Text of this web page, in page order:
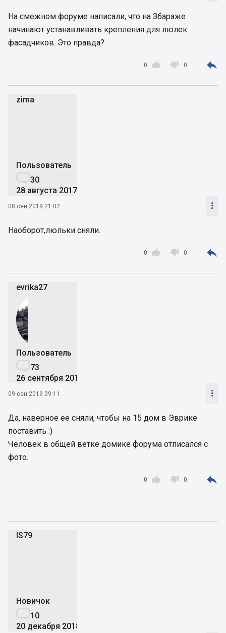
На смежном форуме написали, что на Збараже
начинают устанавливать крепления для люлек
фасадчиков. Это правда?

0  0 
zima
Пользователь
30
28 августа 2017
08 сен 2019 21:02 
Наоборот,люльки сняли.

0  0 
evrika27
Пользователь
73
26 сентября 2018
09 сен 2019 09:11 
Да, наверное ее сняли, чтобы на 15 дом в Эврике
поставить :)
Человек в общей ветке домике форума отписался с
фото.

0  0 
IS79
Новичок
10
20 декабря 2018